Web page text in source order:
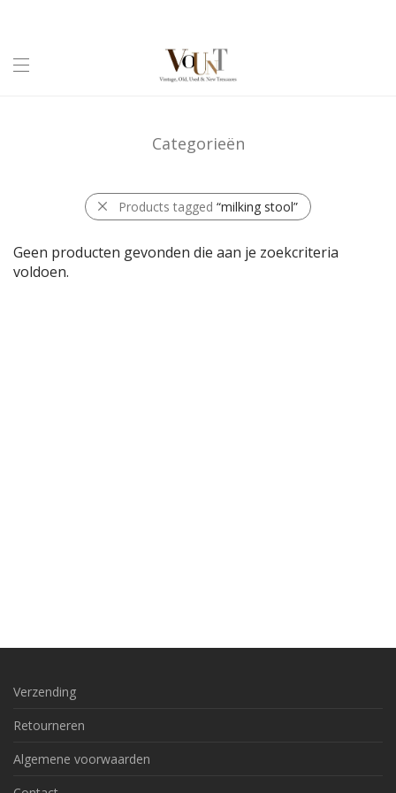
Categorieën
Products tagged “milking stool”
Geen producten gevonden die aan je zoekcriteria
voldoen.
Verzending
Retourneren
Algemene voorwaarden